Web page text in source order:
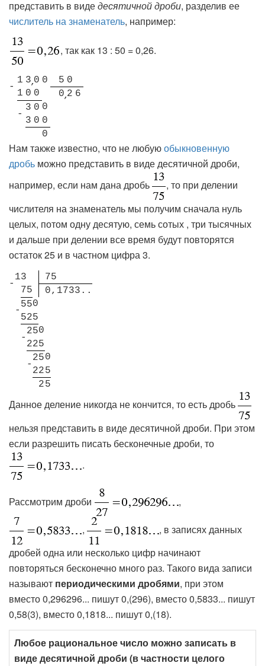
представить в видедесятичной дроби, разделив ее
числитель на знаменатель, например:
, так как 13 : 50 = 0,26.
-
1 3 0 0 5 0
1 0 0 0 2 6
-
3 0 0
3 0 0
0
Нам также известно, что не любуюобыкновенную
дробь можно представить в виде десятичной дроби,
например, если нам дана дробь
, то при делении
числителя на знаменатель мы получим сначала нуль
целых, потом одну десятую, семь сотых , три тысячных
и дальше при делении все время будут повторятся
остаток 25 и в частном цифра 3.
-
13 75
75 0, 1733 . .
-
550
525
-
250
225
-
250
225
25
Данное деление никогда не кончится, то есть дробь
нельзя представить в виде десятичной дроби. При этом
если разрешить писать бесконечные дроби, то
.
Рассмотрим дроби ,
,
, в записях данных
дробей одна или несколько цифр начинают
повторяться бесконечно много раз. Такого вида записи
называют периодическими дробями, при этом
вместо 0,296296... пишут 0,(296), вместо 0,5833... пишут
0,58(3), вместо 0,1818... пишут 0,(18).
Любое рациональное число можно записать в
виде десятичной дроби (в частности целого